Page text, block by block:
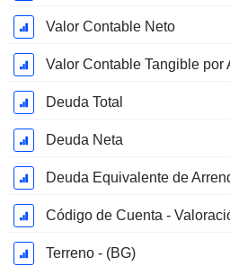
Valor Contable Neto
Valor Contable Tangible por
Deuda Total
Deuda Neta
Código de Cuenta -
Terreno - (BG)